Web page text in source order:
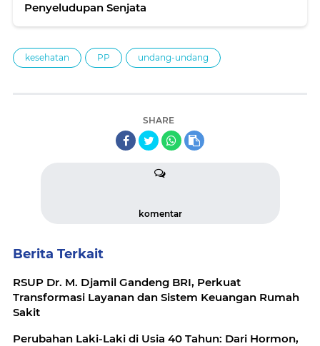
Penyeludupan Senjata
kesehatan PP undang-undang
SHARE
komentar
Berita Terkait
RSUP Dr. M. Djamil Gandeng BRI, Perkuat
Transformasi Layanan dan Sistem Keuangan Rumah
Sakit
Perubahan Laki-Laki di Usia 40 Tahun: Dari Hormon,